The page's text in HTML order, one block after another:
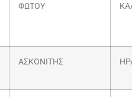
ΦΩΤΟΥ
ΑΣΚΟΝΙΤΗΣ